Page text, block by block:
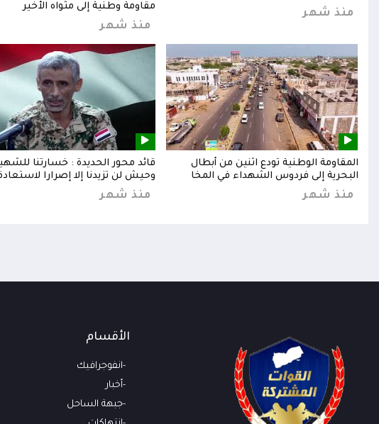
منذ شهر
مقاومة وطنية إلى مثواه الأخير
منذ شهر
المقاومة الوطنية تودع اثنين من أبطال
البحرية إلى فردوس الشهداء في المخا
منذ شهر
قائد محور الحديدة : خسارتنا
وحيش لن تزيدنا إلا إصرارا
منذ شهر
الأقسام
انفوجرافيك
أخبار
جبهة الساحل